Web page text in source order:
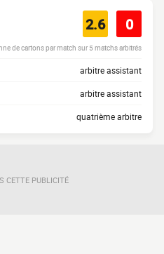
2.6 0
de cartons par match sur 5 matchs arbitrés
arbitre assistant
arbitre assistant
quatrième arbitre
CETTE PUBLICITÉ